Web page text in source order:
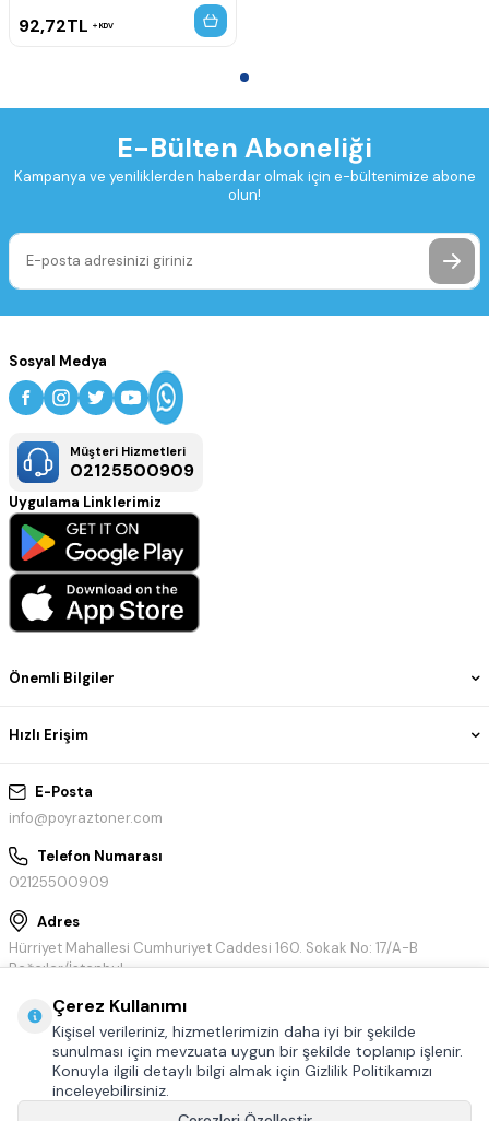
92,72TL KDV
E-Bülten Aboneliği
Kampanya ve yeniliklerden haberdar olmak için e-bültenimize abone
olun!
E-Posta
info@poyraztoner.com
Telefon Numarası
02125500909
Adres
Hürriyet Mahallesi Cumhuriyet Caddesi 160. Sokak No: 17/A-B
Bağcılar/İstanbul
Önemli Bilgiler
Hızlı Erişim
Sosyal Medya
Müşteri Hizmetleri
02125500909
Uygulama Linklerimiz
Çerez Kullanımı
Kişisel verileriniz, hizmetlerimizin daha iyi bir şekilde
sunulması için mevzuata uygun bir şekilde toplanıp işlenir.
Konuyla ilgili detaylı bilgi almak için Gizlilik Politikamızı
inceleyebilirsiniz.